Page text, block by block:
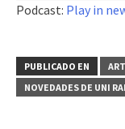
audio
Podcast: Play in
PUBLICADO EN
NOVEDADES DE UNI